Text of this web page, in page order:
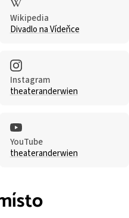
Wikipedia
Divadlo na Vídeňce
Instagram
theateranderwien
YouTube
theateranderwien